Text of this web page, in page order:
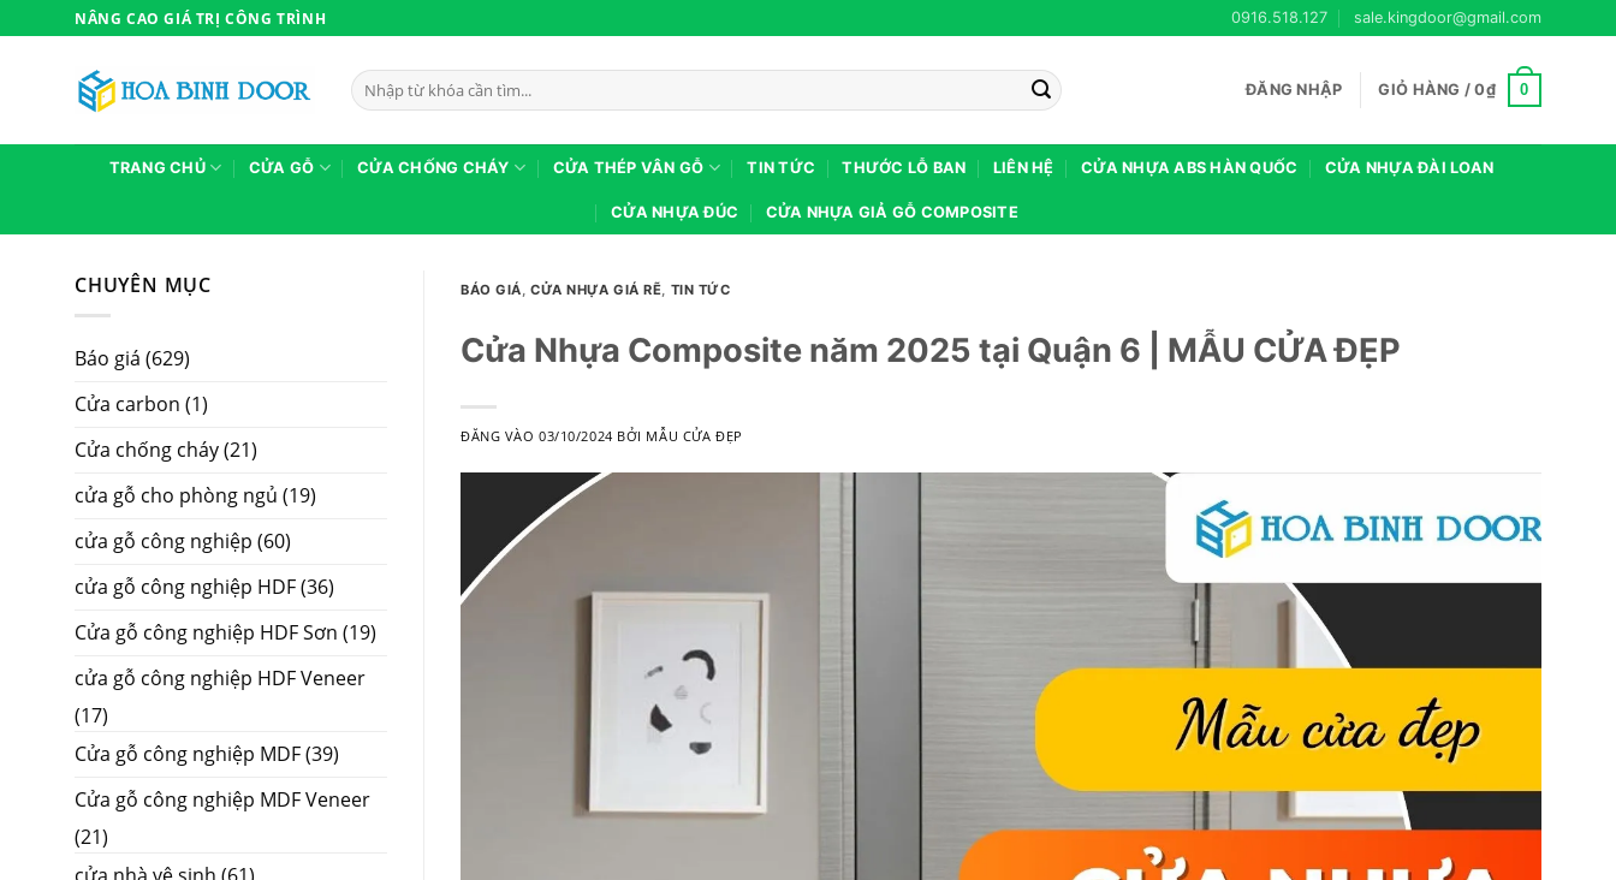
qua
NÂNG CAO GIÁ TRỊ CÔNG TRÌNH 0916.518.127 sale.kingdoor@gmail.com
Tìm
kiếm:
ĐĂNG NHẬP GIỎ HÀNG /0₫ 0
TRANG CHỦ CỬA GỖ CỬA CHỐNG CHÁY CỬA THÉP VÂN GỖ TIN TỨC THƯỚC LỖ BAN LIÊN HỆ CỬA NHỰA ABS HÀN QUỐC CỬA NHỰA ĐÀI LOAN
CỬA NHỰA ĐÚC CỬA NHỰA GIẢ GỖ COMPOSITE
CHUYÊN MỤC
Báo giá (629)
Cửa carbon (1)
Cửa chống cháy(21)
cửa gỗ cho phòng ngủ (19)
cửa gỗ công nghiệp (60)
cửa gỗ công nghiệp HDF(36)
Cửa gỗ công nghiệp HDF Sơn (19)
cửa gỗ công nghiệp HDF Veneer
(17)
Cửa gỗ công nghiệp MDF(39)
Cửa gỗ công nghiệp MDF Veneer
(21)
cửa nhà vệ sinh (61)
BÁO GIÁ,CỬA NHỰA GIÁ RẼ, TIN TỨC
Cửa Nhựa Composite năm 2025 tại Quận 6 | MẪU CỬA ĐẸP
ĐĂNG VÀO03/10/2024 BỞI MẪU CỬA ĐẸP